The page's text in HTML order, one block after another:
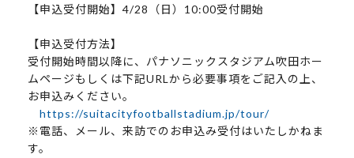
【申込受付開始】4/28（日）10:00受付開始
【申込受付方法】
受付開始時間以降に、パナソニックスタジアム吹田ホー
ムページもしくは下記URLから必要事項をご記入の上、
お申込みください。
https://suitacityfootballstadium.jp/tour/
※電話、メール、来訪でのお申込み受付はいたしかねま
す。